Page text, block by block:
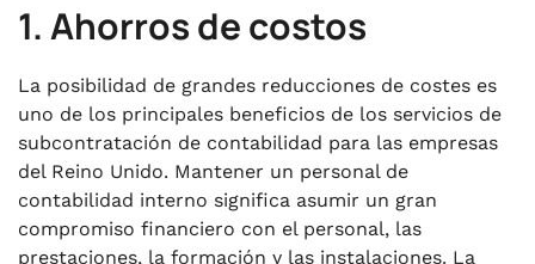
1. Ahorros de costos
La posibilidad de grandes reducciones de costes es
uno de los principales beneficios de los servicios de
subcontratación de contabilidad para las empresas
del Reino Unido. Mantener un personal de
contabilidad interno significa asumir un gran
compromiso financiero con el personal, las
prestaciones, la formación y las instalaciones. La